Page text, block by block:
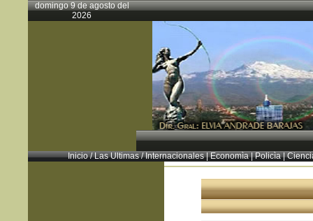
domingo 9 de agosto del
2026
Inicio/Las Ultimas/Internacionales|Economìa|Policìa|